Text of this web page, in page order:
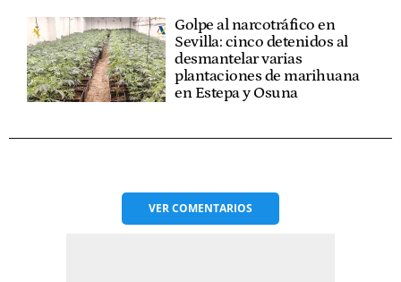
Golpe al narcotráfico en
Sevilla: cinco detenidos al
desmantelar varias
plantaciones de marihuana
en Estepa y Osuna
VERCOMENTARIOS